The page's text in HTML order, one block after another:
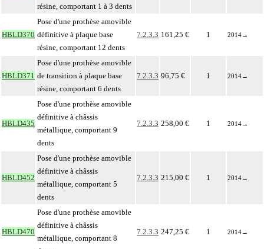
résine, comportant 1 à 3 dents
HBLD370
Pose d'une prothèse amovible
définitive à plaque base
résine, comportant 12 dents
7.2.3.3 161,25 € 1 2014→
HBLD371
Pose d'une prothèse amovible
de transition à plaque base
résine, comportant 6 dents
7.2.3.3 96,75 € 1 2014→
HBLD435
Pose d'une prothèse amovible
définitive à châssis
métallique, comportant 9
dents
7.2.3.3 258,00 € 1 2014→
HBLD452
Pose d'une prothèse amovible
définitive à châssis
métallique, comportant 5
dents
7.2.3.3 215,00 € 1 2014→
HBLD470
Pose d'une prothèse amovible
définitive à châssis
métallique, comportant 8
7.2.3.3 247,25 € 1 2014→